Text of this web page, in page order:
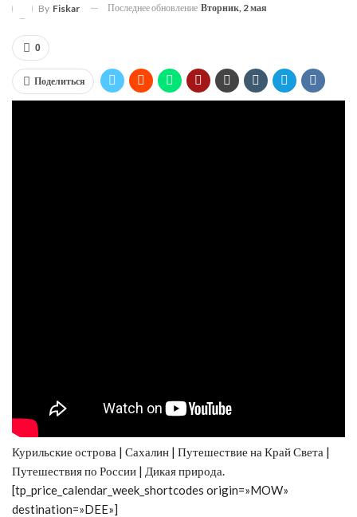
By Fiskar Последнее обновление Вторник, 2 мая
0
Поделиться
Курильские острова | Сахалин | Путешествие на Край Света |
Путешествия по России | Дикая природа.
[tp_price_calendar_week_shortcodes origin=»MOW»
destination=»DEE»]